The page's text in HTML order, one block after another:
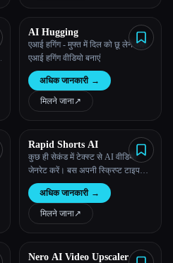
AI Hugging
एआई हगिंग - मुफ्त में दिल को छू लेने वाले
एआई हगिंग वीडियो बनाएं
अधिक जानकारी →
मिलने जाना↗︎
Rapid Shorts AI
कुछ ही सेकंड में टेक्स्ट से AI वीडियो
जेनरेट करें। बस अपनी स्क्रिप्ट टाइप
करें, वॉयसओवर चुनें, कोई भाषा चुनें और
कुछ ही सेकंड में अपना AI वीडियो जनरेट
करें।
अधिक जानकारी →
मिलने जाना↗︎
Nero AI Video Upscaler